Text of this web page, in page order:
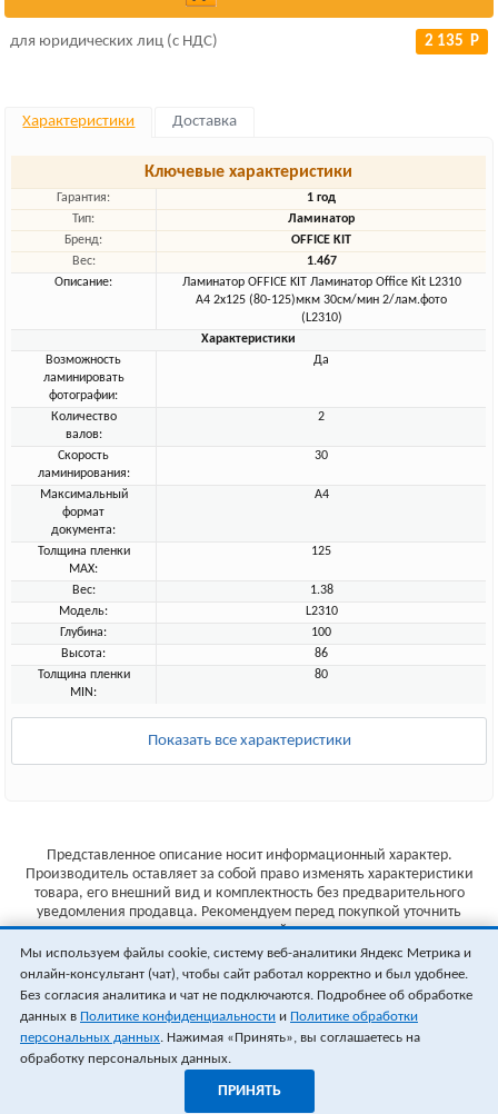
для юридических лиц (с НДС) 2 135 Р
Характеристики Доставка
Ключевые характеристики
Гарантия:
1 год
Тип:
Ламинатор
Бренд:
OFFICE KIT
Вес:
1.467
Описание:
Ламинатор OFFICE KIT Ламинатор Office Kit L2310
A4 2x125 (80-125)мкм 30см/мин 2/лам.фото
(L2310)
Характеристики
Возможность
ламинировать
фотографии:
Да
Количество
валов:
2
Скорость
ламинирования:
30
Максимальный
формат
документа:
A4
Толщина пленки
MAX:
125
Вес:
1.38
Модель:
L2310
Глубина:
100
Высота:
86
Толщина пленки
MIN:
80
Показать все характеристики
Представленное описание носит информационный характер.
Производитель оставляет за собой право изменять характеристики
товара, его внешний вид и комплектность без предварительного
уведомления продавца. Рекомендуем перед покупкой уточнить
характеристики товара на сайте производителя.
Указанные цены не являются публичной офертой (ст.435 ГК РФ).
Стоимость и наличие товара уточняйте у менеджера.
Мы используем файлы cookie, систему веб-аналитики Яндекс Метрика и
онлайн-консультант (чат), чтобы сайт работал корректно и был удобнее.
Без согласия аналитика и чат не подключаются. Подробнее об обработке
данных в Политике конфиденциальности и Политике обработки
персональных данных. Нажимая «Принять», вы соглашаетесь на
обработку персональных данных.
ПРИНЯТЬ